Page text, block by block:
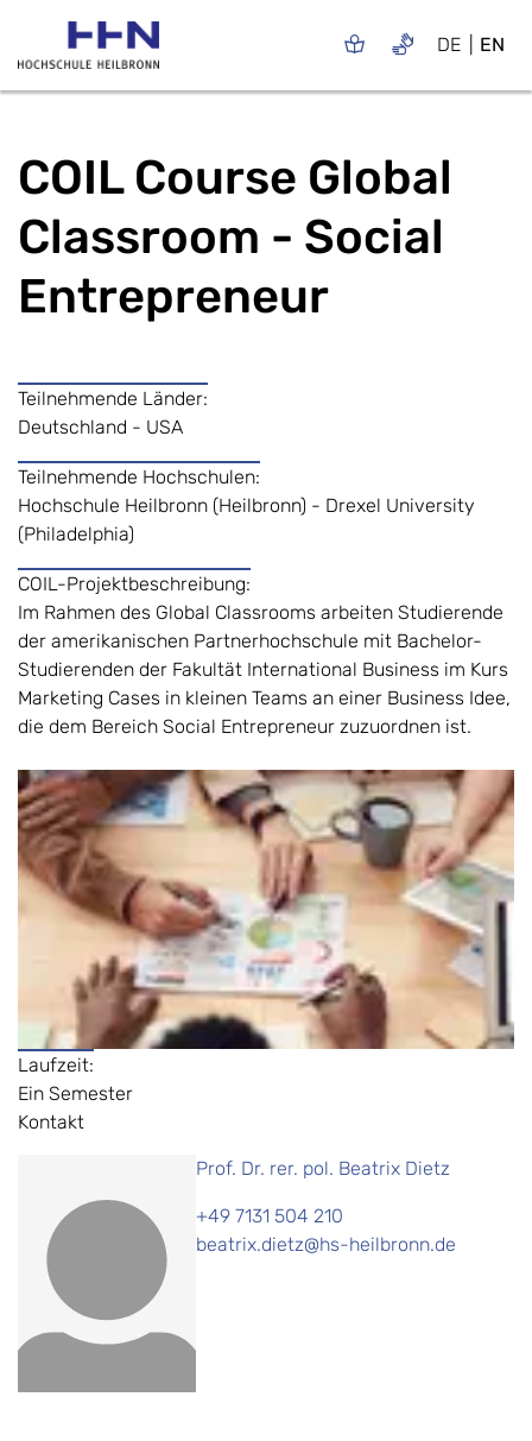
DE EN
COIL Course Global
Classroom - Social
Entrepreneur
Teilnehmende Länder:
Deutschland - USA
Teilnehmende Hochschulen:
Hochschule Heilbronn (Heilbronn) - Drexel University
(Philadelphia)
COIL-Projektbeschreibung:
Im Rahmen des Global Classrooms arbeiten Studierende
der amerikanischen Partnerhochschule mit Bachelor-
Studierenden der Fakultät International Business im Kurs
Marketing Cases in kleinen Teams an einer Business Idee,
die dem Bereich Social Entrepreneur zuzuordnen ist.
Laufzeit:
Ein Semester
Kontakt
Prof. Dr. rer. pol. Beatrix Dietz
+49 7131 504 210
beatrix.dietz@hs-heilbronn.de